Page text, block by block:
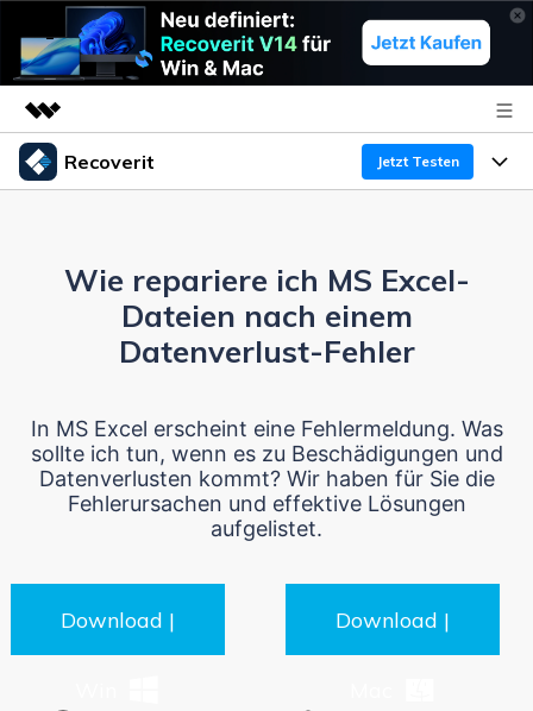
Top-Produkte
Überblick
Über uns
Support
Recoverit Jetzt Testen
Recoverit für Windows
KI
Ein führendes Tool zur Datenrettung für Windows
Recoverit für Mac
KI
Unbegrenzte Daten vom Mac-System
Kostenlos Testen
Funktionen
Wiederherstellung von Laufwerken
Exklusive Wiederherstellungsl?sungen Neu
Dokumente wiederherstellen
Ressourcen
Experte für Datenrettung
Kundengeschichten
Aktuelles Thema
Guide
search
Wie repariere ich MS Excel-
Dateien nach einem
Datenverlust-Fehler
In MS Excel erscheint eine Fehlermeldung. Was
sollte ich tun, wenn es zu Beschädigungen und
Datenverlusten kommt? Wir haben für Sie die
Fehlerursachen und effektive Lösungen
aufgelistet.
Download | Download |